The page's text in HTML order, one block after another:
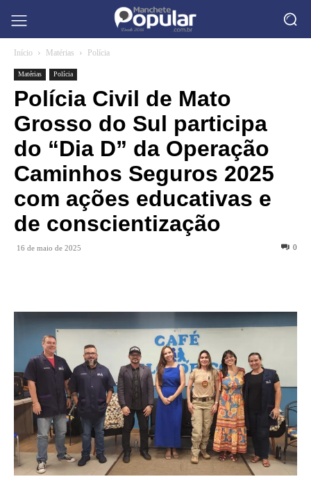
Início Matérias Polícia
Matérias Polícia
Polícia Civil de Mato
Grosso do Sul participa
do “Dia D” da Operação
Caminhos Seguros 2025
com ações educativas e
de conscientização
16 de maio de 2025 0